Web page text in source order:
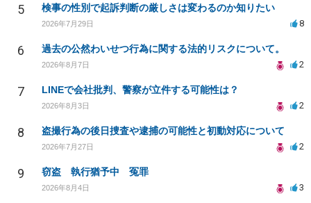
5 検事の性別で起訴判断の厳しさは変わるのか知りたい
2026年7月29日 8
6 過去の公然わいせつ行為に関する法的リスクについて。
2026年8月7日 2
7 LINEで会社批判、警察が立件する可能性は？
2026年8月3日 2
8 盗撮行為の後日捜査や逮捕の可能性と初動対応について
2026年7月27日 2
9 窃盗 執行猶予中 冤罪
2026年8月4日 3